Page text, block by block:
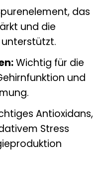
das
und die
Wichtig für die
und
Antioxidans,
Stress